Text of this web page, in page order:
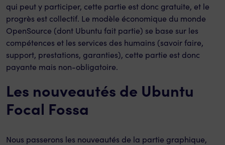
qui peut y participer, cette partie est donc gratuite, et le
progrès est collectif. Le modèle économique du monde
OpenSource (dont Ubuntu fait partie) se base sur les
compétences et les services des humains (savoir faire,
support, prestations, garanties), cette partie est donc
payante mais non-obligatoire.
Les nouveautés de Ubuntu
Focal Fossa
Nous passerons les nouveautés de la partie graphique,